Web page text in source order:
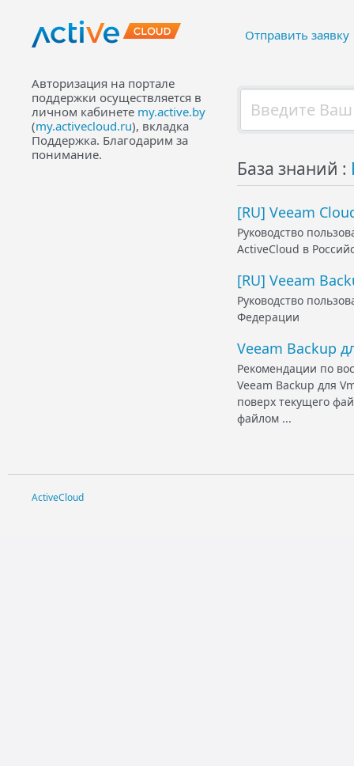
Отправить заявку
Авторизация на портале
поддержки осуществляется в
личном кабинете my.active.by
(my.activecloud.ru), вкладка
Поддержка. Благодарим за
понимание.
База знаний :
[RU] Veeam
Руководство
ActiveCloud в
[RU] Veeam
Руководство
Федерации
Veeam Backup
Рекомендации по
Veeam Backup для
поверх текущего
файлом ...
ActiveCloud